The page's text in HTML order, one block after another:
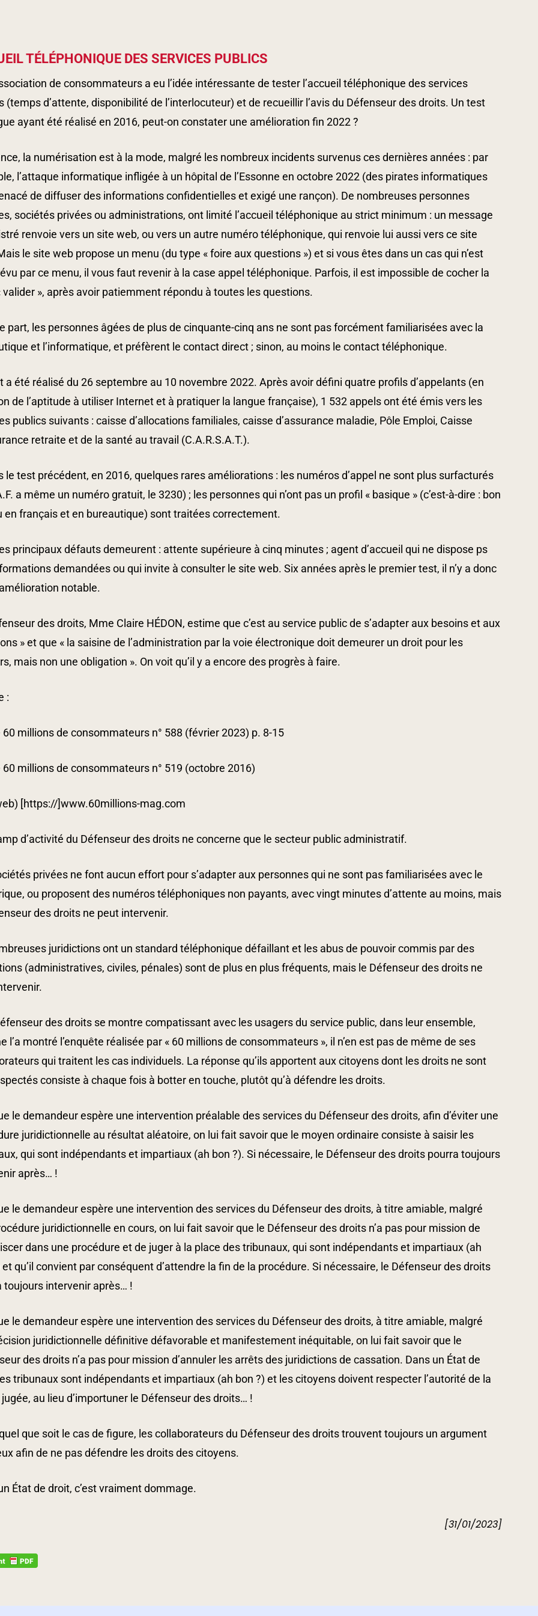
TÉLÉPHONIQUE DES SERVICES PUBLICS
de consommateurs a eu l’idée intéressante de tester l’accueil téléphonique des services
(temps d’attente, disponibilité de l’interlocuteur) et de recueillir l’avis du Défenseur des droits. Un test
ayant été réalisé en 2016, peut-on constater une amélioration fin 2022 ?
la numérisation est à la mode, malgré les nombreux incidents survenus ces dernières années : par
l’attaque informatique infligée à un hôpital de l’Essonne en octobre 2022 (des pirates informatiques
de diffuser des informations confidentielles et exigé une rançon). De nombreuses personnes
sociétés privées ou administrations, ont limité l’accueil téléphonique au strict minimum : un message
renvoie vers un site web, ou vers un autre numéro téléphonique, qui renvoie lui aussi vers ce site
le site web propose un menu (du type « foire aux questions ») et si vous êtes dans un cas qui n’est
par ce menu, il vous faut revenir à la case appel téléphonique. Parfois, il est impossible de cocher la
valider », après avoir patiemment répondu à toutes les questions.
part, les personnes âgées de plus de cinquante-cinq ans ne sont pas forcément familiarisées avec la
et l’informatique, et préfèrent le contact direct ; sinon, au moins le contact téléphonique.
a été réalisé du 26 septembre au 10 novembre 2022. Après avoir défini quatre profils d’appelants (en
de l’aptitude à utiliser Internet et à pratiquer la langue française), 1 532 appels ont été émis vers les
publics suivants : caisse d’allocations familiales, caisse d’assurance maladie, Pôle Emploi, Caisse
retraite et de la santé au travail (C.A.R.S.A.T.).
le test précédent, en 2016, quelques rares améliorations : les numéros d’appel ne sont plus surfacturés
a même un numéro gratuit, le 3230) ; les personnes qui n’ont pas un profil « basique » (c’est-à-dire : bon
en français et en bureautique) sont traitées correctement.
principaux défauts demeurent : attente supérieure à cinq minutes ; agent d’accueil qui ne dispose ps
demandées ou qui invite à consulter le site web. Six années après le premier test, il n’y a donc
notable.
des droits, Mme Claire HÉDON, estime que c’est au service public de s’adapter aux besoins et aux
» et que « la saisine de l’administration par la voie électronique doit demeurer un droit pour les
mais non une obligation ». On voit qu’il y a encore des progrès à faire.
:
60 millions de consommateurs n° 588 (février 2023) p. 8-15
60 millions de consommateurs n° 519 (octobre 2016)
[https://]www.60millions-mag.com
d’activité du Défenseur des droits ne concerne que le secteur public administratif.
privées ne font aucun effort pour s’adapter aux personnes qui ne sont pas familiarisées avec le
ou proposent des numéros téléphoniques non payants, avec vingt minutes d’attente au moins, mais
des droits ne peut intervenir.
juridictions ont un standard téléphonique défaillant et les abus de pouvoir commis par des
(administratives, civiles, pénales) sont de plus en plus fréquents, mais le Défenseur des droits ne
des droits se montre compatissant avec les usagers du service public, dans leur ensemble,
l’a montré l’enquête réalisée par « 60 millions de consommateurs », il n’en est pas de même de ses
qui traitent les cas individuels. La réponse qu’ils apportent aux citoyens dont les droits ne sont
consiste à chaque fois à botter en touche, plutôt qu’à défendre les droits.
le demandeur espère une intervention préalable des services du Défenseur des droits, afin d’éviter une
juridictionnelle au résultat aléatoire, on lui fait savoir que le moyen ordinaire consiste à saisir les
qui sont indépendants et impartiaux (ah bon ?). Si nécessaire, le Défenseur des droits pourra toujours
après… !
le demandeur espère une intervention des services du Défenseur des droits, à titre amiable, malgré
juridictionnelle en cours, on lui fait savoir que le Défenseur des droits n’a pas pour mission de
dans une procédure et de juger à la place des tribunaux, qui sont indépendants et impartiaux (ah
et qu’il convient par conséquent d’attendre la fin de la procédure. Si nécessaire, le Défenseur des droits
toujours intervenir après… !
le demandeur espère une intervention des services du Défenseur des droits, à titre amiable, malgré
juridictionnelle définitive défavorable et manifestement inéquitable, on lui fait savoir que le
des droits n’a pas pour mission d’annuler les arrêts des juridictions de cassation. Dans un État de
tribunaux sont indépendants et impartiaux (ah bon ?) et les citoyens doivent respecter l’autorité de la
au lieu d’importuner le Défenseur des droits… !
que soit le cas de figure, les collaborateurs du Défenseur des droits trouvent toujours un argument
afin de ne pas défendre les droits des citoyens.
État de droit, c’est vraiment dommage.
[31/01/2023]